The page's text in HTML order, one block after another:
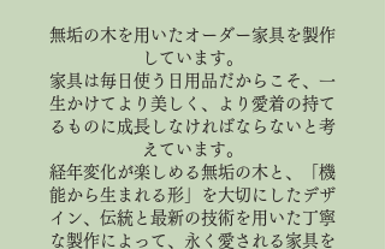
無垢の木を用いたオーダー家具を製作
しています。
家具は毎日使う日用品だからこそ、一
生かけてより美しく、より愛着の持て
るものに成長しなければならないと考
えています。
経年変化が楽しめる無垢の木と、「機
能から生まれる形」を大切にしたデザ
イン、伝統と最新の技術を用いた丁寧
な製作によって、永く愛される家具を